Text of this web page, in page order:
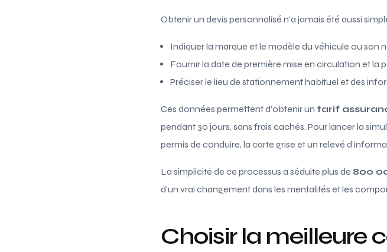
Obtenir un devis personnalisé n’a jamais été aussi
Indiquer la marque et le modèle du véhicule ou son
Fournir la date de première mise en circulation et la
Préciser le lieu de stationnement habituel et des
Ces données permettent d’obtenir un tarif
pendant 30 jours, sans frais cachés. Pour lancer la
permis de conduire, la carte grise et un relevé
La simplicité de ce processus a séduite plus de 800
d’un vrai changement dans les mentalités et les
Choisir la meilleure